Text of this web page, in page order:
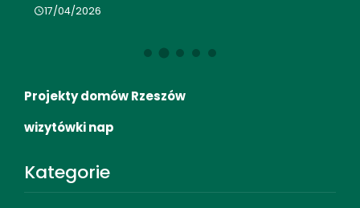
17/04/2026
Projekty domów Rzeszów
wizytówki nap
Kategorie